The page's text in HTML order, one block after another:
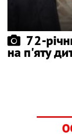
72-
на п'яту